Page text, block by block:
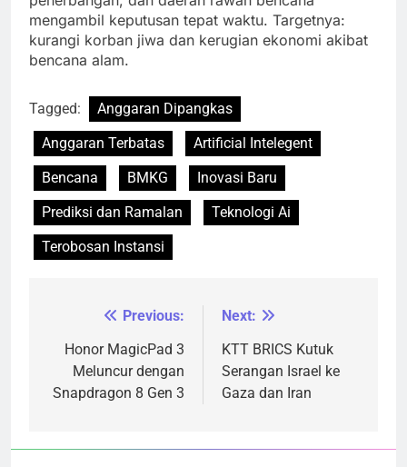
mengambil keputusan tepat waktu. Targetnya:
kurangi korban jiwa dan kerugian ekonomi akibat
bencana alam.
Tagged:
Anggaran Dipangkas
Anggaran Terbatas
Artificial Intelegent
Bencana
BMKG
Inovasi Baru
Prediksi dan Ramalan
Teknologi Ai
Terobosan Instansi
Navigasi
pos
Previous:
Honor MagicPad 3
Meluncur dengan
Snapdragon 8 Gen 3
Next:
KTT BRICS Kutuk
Serangan Israel ke
Gaza dan Iran